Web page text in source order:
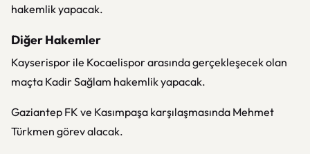
hakemlik yapacak.
Diğer Hakemler
Kayserispor ile Kocaelispor arasında gerçekleşecek olan
maçta Kadir Sağlam hakemlik yapacak.
Gaziantep FK ve Kasımpaşa karşılaşmasında Mehmet
Türkmen görev alacak.